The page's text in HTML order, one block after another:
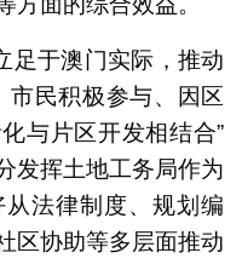
足于澳门实际，推动
市民积极参与、因区
与片区开发相结合”
发挥土地工务局作为
法律制度、规划编
区协助等多层面推动